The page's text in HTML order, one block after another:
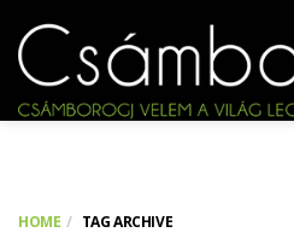
HOME TAG ARCHIVE